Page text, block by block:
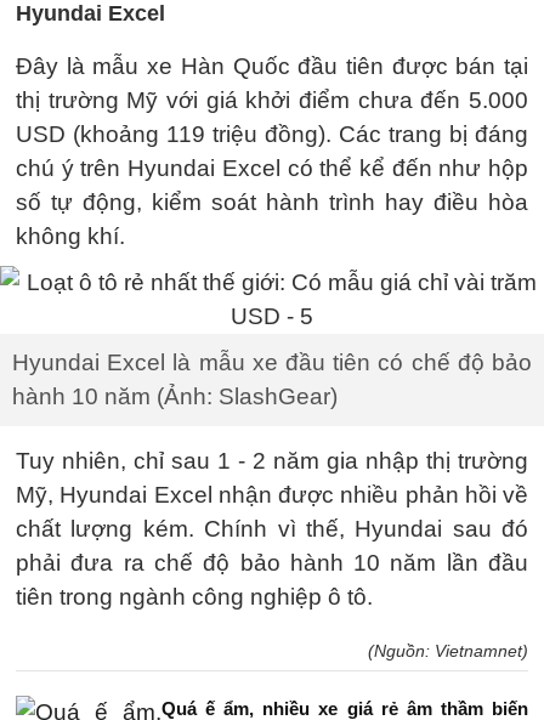
Hyundai Excel
Đây là mẫu xe Hàn Quốc đầu tiên được bán tại
thị trường Mỹ với giá khởi điểm chưa đến 5.000
USD (khoảng 119 triệu đồng). Các trang bị đáng
chú ý trên Hyundai Excel có thể kể đến như hộp
số tự động, kiểm soát hành trình hay điều hòa
không khí.
Hyundai Excel là mẫu xe đầu tiên có chế độ bảo
hành 10 năm (Ảnh: SlashGear)
Tuy nhiên, chỉ sau 1 - 2 năm gia nhập thị trường
Mỹ, Hyundai Excel nhận được nhiều phản hồi về
chất lượng kém. Chính vì thế, Hyundai sau đó
phải đưa ra chế độ bảo hành 10 năm lần đầu
tiên trong ngành công nghiệp ô tô.
(Nguồn: Vietnamnet)
Quá ế ẩm, nhiều xe giá rẻ âm thầm biến